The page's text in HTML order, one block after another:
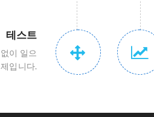
테스트
이 일으
입니다.